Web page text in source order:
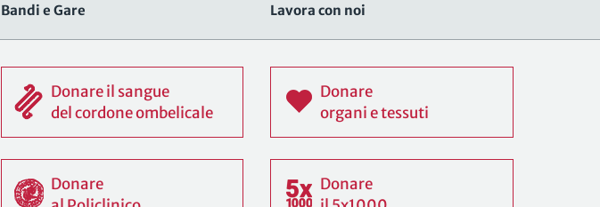
Bandi e Gare Lavora con noi
Donare il sangue
del cordone ombelicale
Donare
organi e tessuti
Donare
Donare